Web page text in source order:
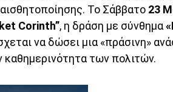
Το Σάββατο 23
Corinth”, η δράση με σύνθημα
να δώσει μια «πράσινη»
καθημερινότητα των πολιτών.